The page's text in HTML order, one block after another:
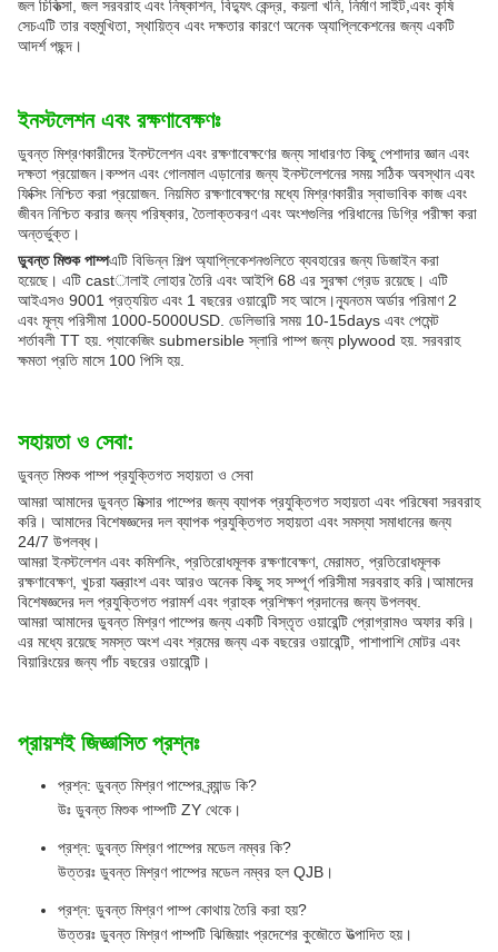
জল চিকিত্সা, জল সরবরাহ এবং নিষ্কাশন, বিদ্যুৎ কেন্দ্র, কয়লা খনি, নির্মাণ সাইট,এবং কৃষি
সেচএটি তার বহুমুখিতা, স্থায়িত্ব এবং দক্ষতার কারণে অনেক অ্যাপ্লিকেশনের জন্য একটি
আদর্শ পছন্দ।
ইনস্টলেশন এবং রক্ষণাবেক্ষণঃ
ডুবন্ত মিশ্রণকারীদের ইনস্টলেশন এবং রক্ষণাবেক্ষণের জন্য সাধারণত কিছু পেশাদার জ্ঞান এবং
দক্ষতা প্রয়োজন।কম্পন এবং গোলমাল এড়ানোর জন্য ইনস্টলেশনের সময় সঠিক অবস্থান এবং
ফিক্সিং নিশ্চিত করা প্রয়োজন. নিয়মিত রক্ষণাবেক্ষণের মধ্যে মিশ্রণকারীর স্বাভাবিক কাজ এবং
জীবন নিশ্চিত করার জন্য পরিষ্কার, তৈলাক্তকরণ এবং অংশগুলির পরিধানের ডিগ্রি পরীক্ষা করা
অন্তর্ভুক্ত।
ডুবন্ত মিশুক পাম্পএটি বিভিন্ন শিল্প অ্যাপ্লিকেশনগুলিতে ব্যবহারের জন্য ডিজাইন করা
হয়েছে। এটি castালাই লোহার তৈরি এবং আইপি 68 এর সুরক্ষা গ্রেড রয়েছে। এটি
আইএসও 9001 প্রত্যয়িত এবং 1 বছরের ওয়ারেন্টি সহ আসে।ন্যূনতম অর্ডার পরিমাণ 2
এবং মূল্য পরিসীমা 1000-5000USD. ডেলিভারি সময় 10-15days এবং পেমেন্ট
শর্তাবলী TT হয়. প্যাকেজিং submersible স্লারি পাম্প জন্য plywood হয়. সরবরাহ
ক্ষমতা প্রতি মাসে 100 পিসি হয়.
সহায়তা ও সেবা:
ডুবন্ত মিশুক পাম্প প্রযুক্তিগত সহায়তা ও সেবা
আমরা আমাদের ডুবন্ত মিক্সার পাম্পের জন্য ব্যাপক প্রযুক্তিগত সহায়তা এবং পরিষেবা সরবরাহ
করি। আমাদের বিশেষজ্ঞদের দল ব্যাপক প্রযুক্তিগত সহায়তা এবং সমস্যা সমাধানের জন্য
24/7 উপলব্ধ।
আমরা ইনস্টলেশন এবং কমিশনিং, প্রতিরোধমূলক রক্ষণাবেক্ষণ, মেরামত, প্রতিরোধমূলক
রক্ষণাবেক্ষণ, খুচরা যন্ত্রাংশ এবং আরও অনেক কিছু সহ সম্পূর্ণ পরিসীমা সরবরাহ করি।আমাদের
বিশেষজ্ঞদের দল প্রযুক্তিগত পরামর্শ এবং গ্রাহক প্রশিক্ষণ প্রদানের জন্য উপলব্ধ.
আমরা আমাদের ডুবন্ত মিশ্রণ পাম্পের জন্য একটি বিস্তৃত ওয়ারেন্টি প্রোগ্রামও অফার করি।
এর মধ্যে রয়েছে সমস্ত অংশ এবং শ্রমের জন্য এক বছরের ওয়ারেন্টি, পাশাপাশি মোটর এবং
বিয়ারিংয়ের জন্য পাঁচ বছরের ওয়ারেন্টি।
প্রায়শই জিজ্ঞাসিত প্রশ্নঃ
প্রশ্ন: ডুবন্ত মিশ্রণ পাম্পের ব্র্যান্ড কি?
উঃ ডুবন্ত মিশুক পাম্পটি ZY থেকে।
প্রশ্ন: ডুবন্ত মিশ্রণ পাম্পের মডেল নম্বর কি?
উত্তরঃ ডুবন্ত মিশ্রণ পাম্পের মডেল নম্বর হল QJB।
প্রশ্ন: ডুবন্ত মিশ্রণ পাম্প কোথায় তৈরি করা হয়?
উত্তরঃ ডুবন্ত মিশ্রণ পাম্পটি ঝিজিয়াং প্রদেশের কুজৌতে উত্পাদিত হয়।